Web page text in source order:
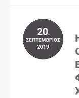
20.
ΣΕΠΤΈΜΒΡΙΟΣ
2019